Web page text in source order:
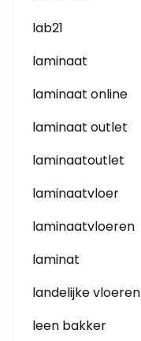
lab21
laminaat
laminaat online
laminaat outlet
laminaatoutlet
laminaatvloer
laminaatvloeren
laminat
landelijke vloeren
leen bakker